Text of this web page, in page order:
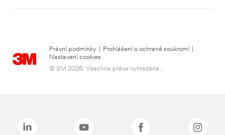
Právní podmínky Prohlášení o ochraně soukromí
Nastavení cookies
© 3M 2026. Všechna práva vyhrazena..